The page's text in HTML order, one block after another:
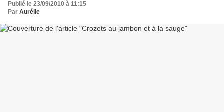
Publié le 23/09/2010 à 11:15
Par Aurélie